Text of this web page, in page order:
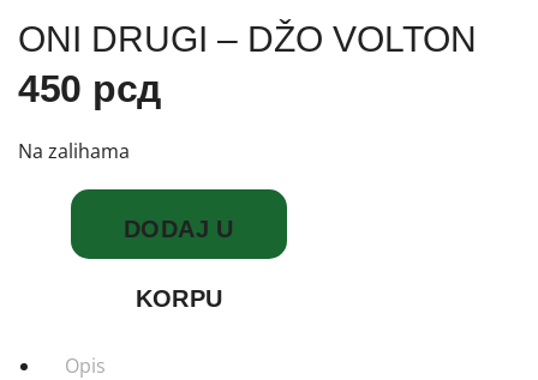
ONI DRUGI – DŽO VOLTON
450 рсд
Na zalihama
DODAJ U
KORPU
Opis